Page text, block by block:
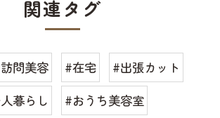
関連タグ
問美容 #在宅
#出張カット
暮らし
#おうち美容室